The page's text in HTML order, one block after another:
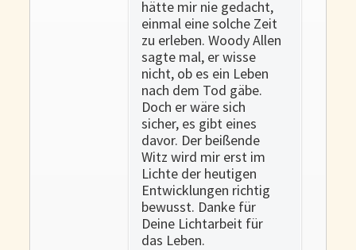
hätte mir nie gedacht,
einmal eine solche Zeit
zu erleben. Woody Allen
sagte mal, er wisse
nicht, ob es ein Leben
nach dem Tod gäbe.
Doch er wäre sich
sicher, es gibt eines
davor. Der beißende
Witz wird mir erst im
Lichte der heutigen
Entwicklungen richtig
bewusst. Danke für
Deine Lichtarbeit für
das Leben.